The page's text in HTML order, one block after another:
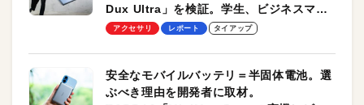
Dux Ultra」を検証。学生、ビジネスマン
のモバイルユースに最適！
アクセサリ レポート タイアップ
安全なモバイルバッテリ＝半固体電池。選
ぶべき理由を開発者に取材。